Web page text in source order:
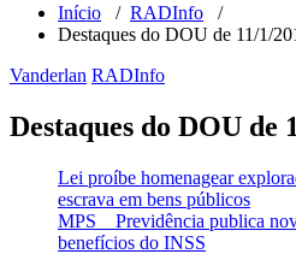
Início / RADInfo /
Destaques do DOU de 11/1/
Vanderlan RADInfo
Destaques do DOU de
Lei proíbe homenagear
escrava em bens públicos
MPS Previdência publica
benefícios do INSS